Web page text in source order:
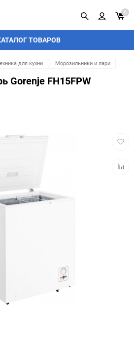
ТОВАРОВ
0
для кухни Морозильники и лари
Gorenje FH15FPW